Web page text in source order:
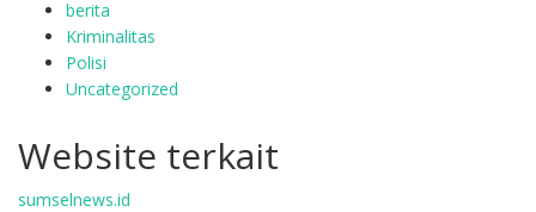
berita
Kriminalitas
Polisi
Uncategorized
Website terkait
sumselnews.id